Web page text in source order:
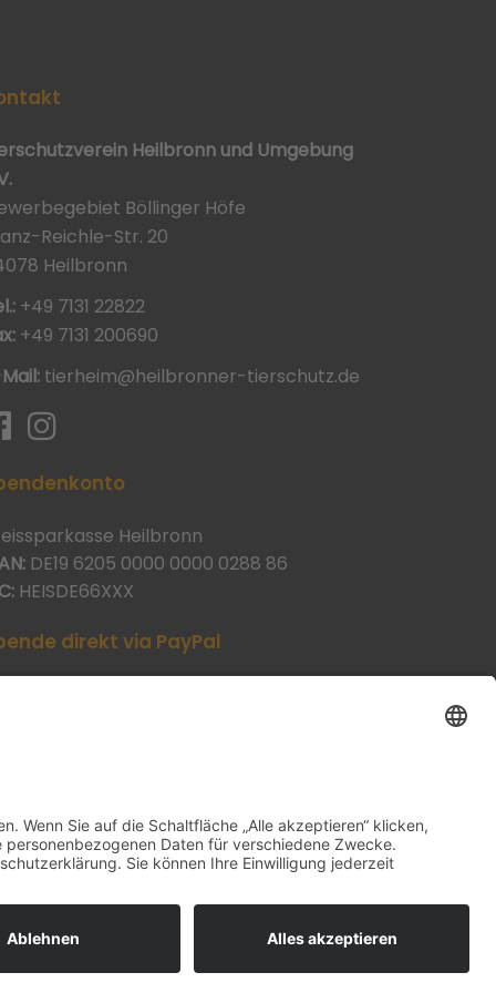
Heilbronn und Umgebung
Böllinger Höfe
Reichle-Str. 20
Heilbronn
+49 7131 22822
+49 7131 200690
tierheim@heilbronner-tierschutz.de
Heilbronn
DE19 6205 0000 0000 0288 86
HEISDE66XXX
direkt via PayPal
Datenschutzerklärung Impressum